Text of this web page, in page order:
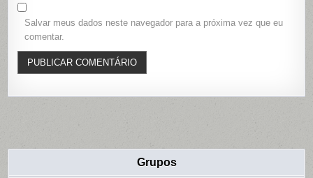
Salvar meus dados neste navegador para a próxima vez que eu
comentar.
Grupos